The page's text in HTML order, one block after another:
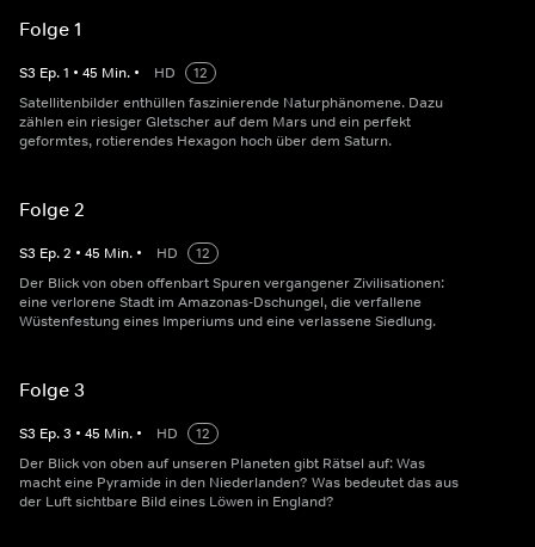
Folge 1
S3 Ep.1 • 45 Min. • HD
12
Satellitenbilder enthüllen faszinierende Naturphänomene. Dazu
zählen ein riesiger Gletscher auf dem Mars und ein perfekt
geformtes, rotierendes Hexagon hoch über dem Saturn.
Folge 2
S3 Ep.2 • 45 Min. • HD
12
Der Blick von oben offenbart Spuren vergangener Zivilisationen:
eine verlorene Stadt im Amazonas-Dschungel, die verfallene
Wüstenfestung eines Imperiums und eine verlassene Siedlung.
Folge 3
S3 Ep.3 • 45 Min. • HD
12
Der Blick von oben auf unseren Planeten gibt Rätsel auf: Was
macht eine Pyramide in den Niederlanden? Was bedeutet das aus
der Luft sichtbare Bild eines Löwen in England?